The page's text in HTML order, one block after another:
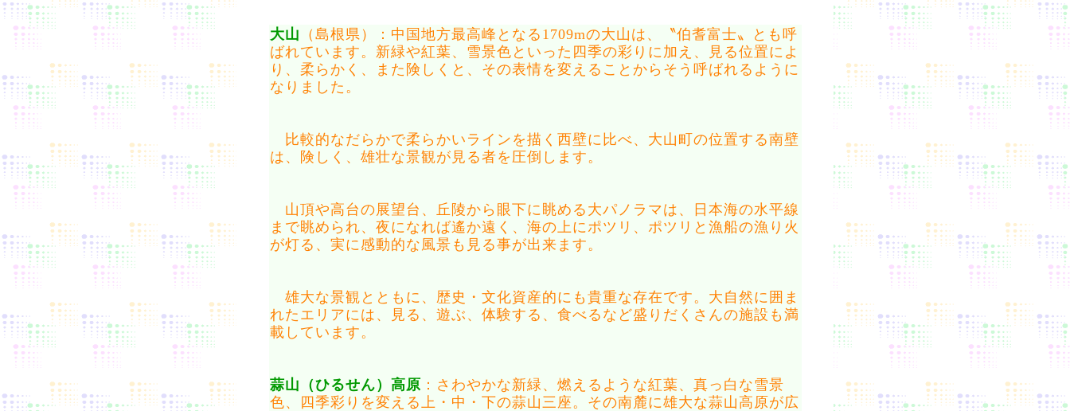
大山 （島根県）：中国地方最高峰となる1709mの大山は、〝伯耆富士〟とも呼
ばれています。新緑や紅葉、雪景色といった四季の彩りに加え、見る位置によ
り、柔らかく、また険しくと、その表情を変えることからそう呼ばれるように
なりました。
比較的なだらかで柔らかいラインを描く西壁に比べ、大山町の位置する南壁
は、険しく、雄壮な景観が見る者を圧倒します。
山頂や高台の展望台、丘陵から眼下に眺める大パノラマは、日本海の水平線
まで眺められ、夜になれば遙か遠く、海の上にポツリ、ポツリと漁船の漁り火
が灯る、実に感動的な風景も見る事が出来ます。
雄大な景観とともに、歴史・文化資産的にも貴重な存在です。大自然に囲ま
れたエリアには、見る、遊ぶ、体験する、食べるなど盛りだくさんの施設も満
載しています。
蒜山（ひるせん）高原 ：さわやかな新緑、燃えるような紅葉、真っ白な雪景
色、四季彩りを変える上・中・下の蒜山三座。その南麓に雄大な蒜山高原が広